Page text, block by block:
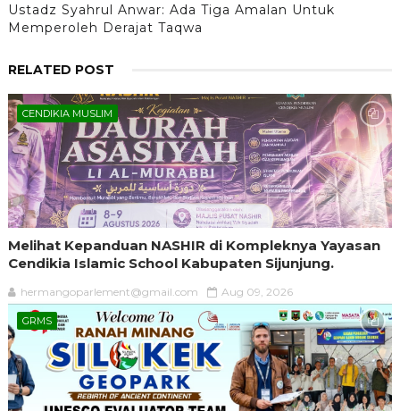
Ustadz Syahrul Anwar: Ada Tiga Amalan Untuk
Memperoleh Derajat Taqwa
RELATED POST
CENDIKIA MUSLIM
Melihat Kepanduan NASHIR di Kompleknya Yayasan
Cendikia Islamic School Kabupaten Sijunjung.
hermangoparlement@gmail.com Aug 09, 2026
GRMS